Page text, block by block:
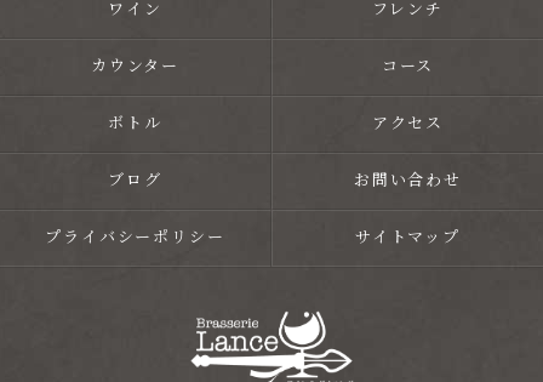
ワイン フレンチ
カウンター コース
ボトル アクセス
ブログ お問い合わせ
プライバシーポリシー サイトマップ